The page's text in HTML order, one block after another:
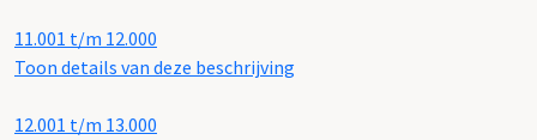
11.001 t/m 12.000
Toon details van deze beschrijving
12.001 t/m 13.000